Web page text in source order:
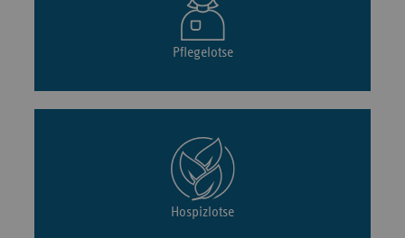
Pflegelotse
Hospizlotse